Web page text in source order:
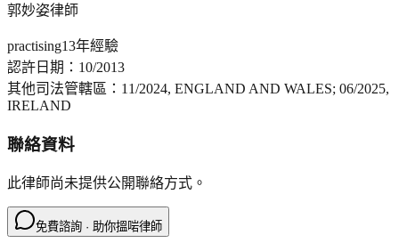
郭妙姿律師
practising13年經驗
認許日期： 10/2013
其他司法管轄區： 11/2024, ENGLAND AND WALES; 06/2025,
IRELAND
聯絡資料
此律師尚未提供公開聯絡方式。
免費諮詢 · 助你搵啱律師